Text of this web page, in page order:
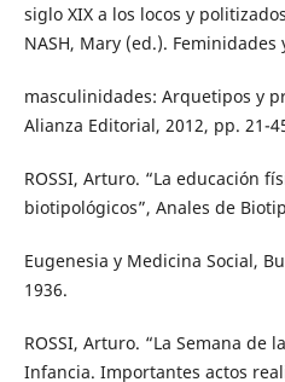
siglo XIX a los locos y
NASH, Mary (ed.). Feminidades
masculinidades: Arquetipos y
Alianza Editorial, 2012, pp. 21-
ROSSI, Arturo. “La educación
biotipológicos”, Anales de
Eugenesia y Medicina Social,
1936.
ROSSI, Arturo. “La Semana de
Infancia. Importantes actos